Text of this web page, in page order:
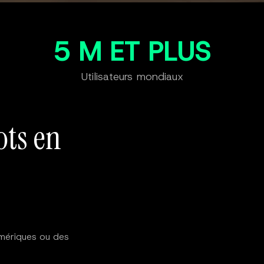
5 M ET PLUS
Utilisateurs mondiaux
en
ou des